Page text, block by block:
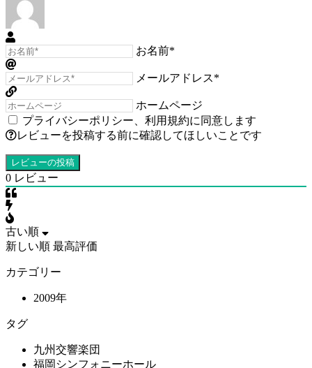
お名前*
メールアドレス*
ホームページ
プライバシーポリシー
利用規約に同意します
レビューを投稿する前に確認してほしいことです
0 レビュー
古い順
新しい順 最高評価
カテゴリー
2009年
タグ
九州交響楽団
福岡シンフォニーホール